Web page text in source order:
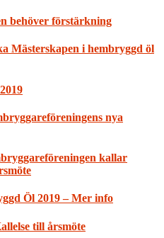
behöver förstärkning
Mästerskapen i hembryggd öl
nya
kallar
Öl 2019 – Mer info
till årsmöte